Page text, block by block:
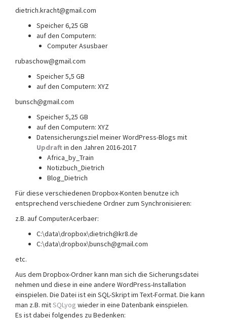
dietrich.kracht@gmail.com
Speicher 6,25 GB
auf den Computern:
Computer Asusbaer
rubaschow@gmail.com
Speicher 5,5 GB
auf den Computern: XYZ
bunsch@gmail.com
Speicher 5,25 GB
auf den Computern: XYZ
Datensicherungsziel meiner WordPress-Blogs mit
Updraftin den Jahren 2016-2017
Africa_by_Train
Notizbuch_Dietrich
Blog_Dietrich
Für diese verschiedenen Dropbox-Konten benutze ich
entsprechend verschiedene Ordner zum Synchronisieren:
z.B. auf ComputerAcerbaer:
C:\data\dropbox\dietrich@kr8.de
C:\data\dropbox\bunsch@gmail.com
etc.
Aus dem Dropbox-Ordner kann man sich die Sicherungsdatei
nehmen und diese in eine andere WordPress-Installation
einspielen. Die Datei ist ein SQL-Skript im Text-Format. Die kann
man z.B. mitSQLyog wieder in eine Datenbank einspielen.
Es ist dabei folgendes zu Bedenken: